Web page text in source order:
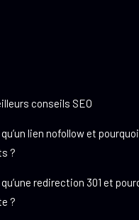
conseils SEO
qu’un lien nofollow et
?
qu’une redirection 301 et
?